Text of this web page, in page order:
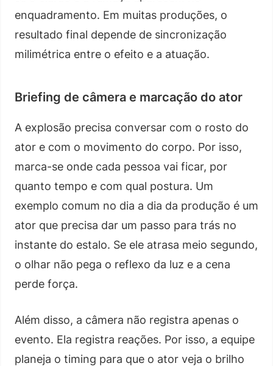
enquadramento. Em muitas produções, o
resultado final depende de sincronização
milimétrica entre o efeito e a atuação.
Briefing de câmera e marcação do ator
A explosão precisa conversar com o rosto do
ator e com o movimento do corpo. Por isso,
marca-se onde cada pessoa vai ficar, por
quanto tempo e com qual postura. Um
exemplo comum no dia a dia da produção é um
ator que precisa dar um passo para trás no
instante do estalo. Se ele atrasa meio segundo,
o olhar não pega o reflexo da luz e a cena
perde força.
Além disso, a câmera não registra apenas o
evento. Ela registra reações. Por isso, a equipe
planeja o timing para que o ator veja o brilho